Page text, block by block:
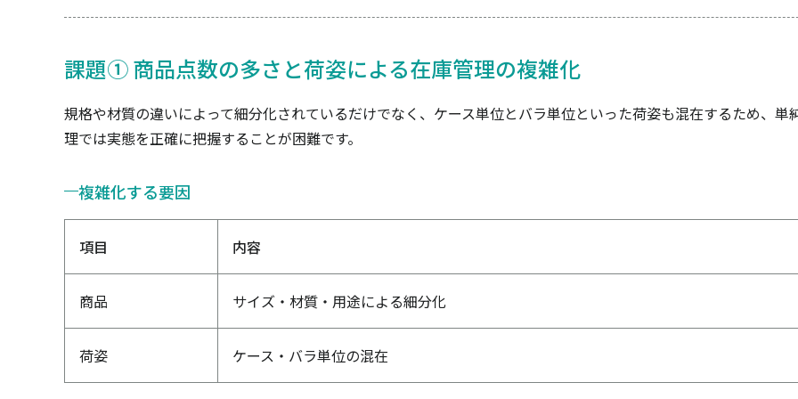
課題① 商品点数の多さと荷姿による在庫管理の複雑化
規格や材質の違いによって細分化されているだけでなく、ケース単位とバラ単位といった荷姿も混在するため、単
理では実態を正確に把握することが困難です。
複雑化する要因
項目 内容
商品 サイズ・材質・用途による細分化
荷姿 ケース・バラ単位の混在